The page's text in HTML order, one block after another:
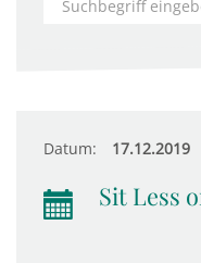
Datum: 17.12.2019
Sit Less